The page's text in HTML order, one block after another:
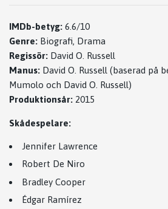
IMDb-betyg: 6.6/10
Genre: Biografi, Drama
Regissör: David O. Russell
Manus: David O. Russell (baserad på
Mumolo och David O. Russell)
Produktionsår: 2015
Skådespelare:
Jennifer Lawrence
Robert De Niro
Bradley Cooper
Édgar Ramírez